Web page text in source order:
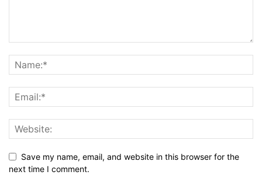
Save my name, email, and website in this browser for the
next time I comment.